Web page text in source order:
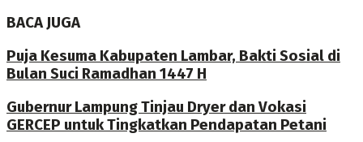
BACA JUGA
Puja Kesuma Kabupaten Lambar, Bakti Sosial di
Bulan Suci Ramadhan 1447 H
Gubernur Lampung Tinjau Dryer dan Vokasi
GERCEP untuk Tingkatkan Pendapatan Petani